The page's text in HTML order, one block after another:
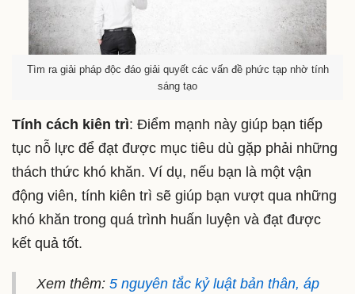
Tìm ra giải pháp độc đáo giải quyết các vấn đề phức tạp nhờ tính
sáng tạo
Tính cách kiên trì: Điểm mạnh này giúp bạn tiếp
tục nỗ lực để đạt được mục tiêu dù gặp phải những
thách thức khó khăn. Ví dụ, nếu bạn là một vận
động viên, tính kiên trì sẽ giúp bạn vượt qua những
khó khăn trong quá trình huấn luyện và đạt được
kết quả tốt.
Xem thêm: 5 nguyên tắc kỷ luật bản thân, áp